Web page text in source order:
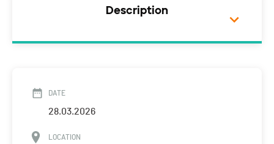
Description
DATE
28.03.2026
LOCATION